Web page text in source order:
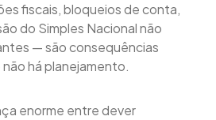
fiscais, bloqueios de conta,
do Simples Nacional não
— são consequências
há planejamento.
enorme entre dever